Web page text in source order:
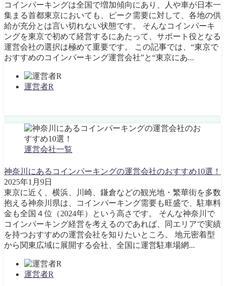
コインパーキングは全国で増加傾向にあり、人や車が日本一
集まる首都東京においても、ピーク需要に対して、各地の供
給が充分とは言い切れない状態です。 そんなコインパーキ
ングを東京で初めて経営するにあたって、サポート役となる
運営会社の選択は極めて重要です。 この記事では、“東京で
おすすめのコインパーキング運営会社”と“東京にあ...
運営者R
運営会社一覧
神奈川にあるコインパーキングの運営会社のおすすめ10選！
2025年1月9日
東京に近く、横浜、川崎、鎌倉などの観光地・繁華街を多数
抱える神奈川県は、コインパーキング需要も旺盛で、駐車料
金も全国４位（2024年）という高さです。 そんな神奈川で
コインパーキング経営を考えるのであれば、同エリアで実績
を持つおすすめの運営会社を知りたいところ。 地元密着型
から関東広域に展開する会社、全国に運営駐車場網...
運営者R